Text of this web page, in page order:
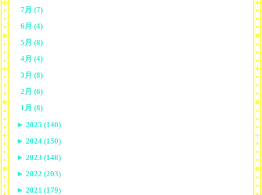
7月 (7)
6月 (4)
5月 (8)
4月 (4)
3月 (8)
2月 (6)
1月 (8)
► 2025 (140)
► 2024 (150)
► 2023 (148)
► 2022 (203)
► 2021 (179)